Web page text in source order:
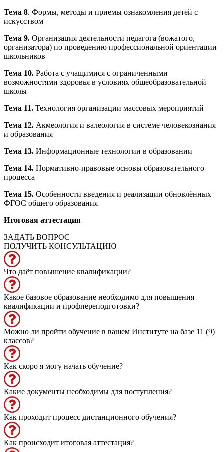
Тема 8. Формы, методы и приемы ознакомления детей с
искусством
Тема 9. Организация деятельности педагога (вожатого,
организатора) по проведению профессиональной ориентации
школьников
Тема 10. Работа с учащимися с ограниченными
возможностями здоровья в условиях общеобразовательной
школы
Тема 11. Технология организации массовых мероприятий
Тема 12. Акмеология и валеология в системе человекознания
и образования
Тема 13. Информационные технологии в образовании
Тема 14. Нормативно-правовые основы образовательного
процесса
Тема 15. Особенности введения и реализации обновлённых
ФГОС общего образования
Итоговая аттестация
ЗАДАТЬ ВОПРОС
ПОЛУЧИТЬ КОНСУЛЬТАЦИЮ
Что даёт повышение квалификации?
Какое базовое образование необходимо для повышения
квалификации и профпереподготовки?
Можно ли пройти обучение в вашем Институте на базе 11 (9)
классов?
Как скоро я могу начать обучение?
Какие документы необходимы для поступления?
Как проходит процесс дистанционного обучения?
Как происходит итоговая аттестация?